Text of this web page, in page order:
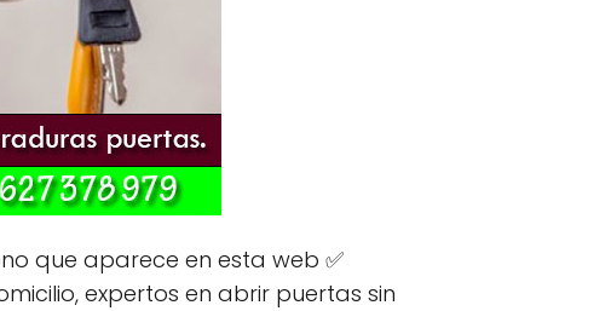
que aparece en esta web ✅
expertos en abrir puertas sin